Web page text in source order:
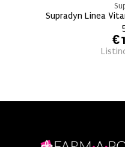
Supradyn Linea